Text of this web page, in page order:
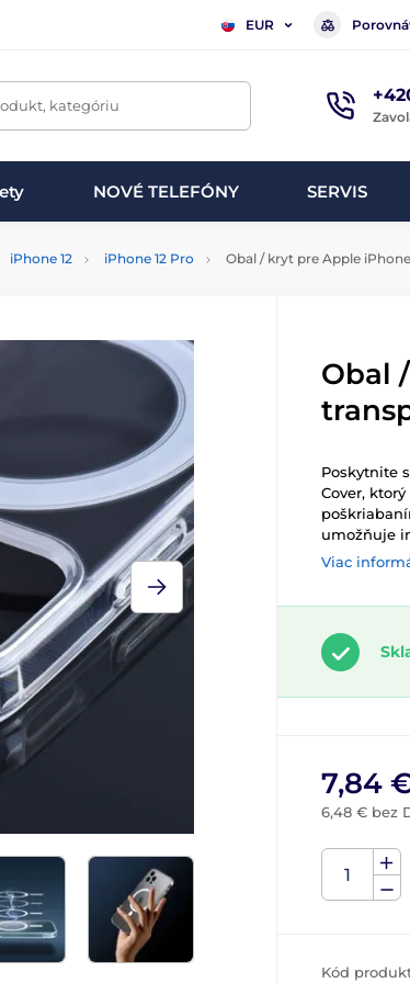
EUR
kategóriu
NOVÉ TELEFÓNY SERVIS
iPhone 12 iPhone 12 Pro Obal / kryt pre Apple
Obal
Poskytnite
Cover,
umožňuje
Viac
7,84
6,48 € bez
Kód